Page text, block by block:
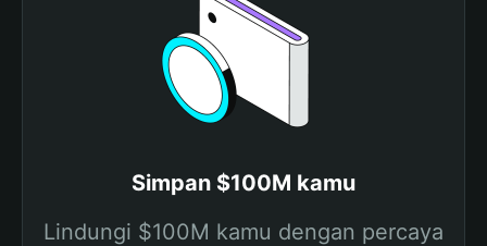
Simpan $100M kamu
Lindungi $100M kamu dengan percaya